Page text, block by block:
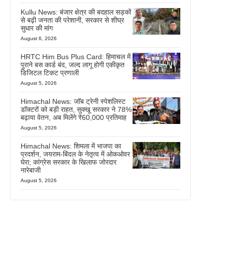
Kullu News: बंजार क्षेत्र की बदहाल सड़कों
से बढ़ी जनता की परेशानी, सरकार से शीघ्र
सुधार की मांग
August 6, 2026
HRTC Him Bus Plus Card: हिमाचल में
पुराने बस कार्ड बंद, जल्द लागू होगी एकीकृत
डिजिटल टिकट प्रणाली
August 5, 2026
Himachal News: जॉब ट्रेनी स्पेशलिस्ट
डॉक्टरों को बड़ी राहत, सुक्खू सरकार ने 78%
बढ़ाया वेतन, अब मिलेंगे ₹60,000 प्रतिमाह
August 5, 2026
Himachal News: शिमला में भाजपा का
प्रदर्शन, जयराम-बिंदल के नेतृत्व में ओकओवर
घेरा; कांग्रेस सरकार के खिलाफ जोरदार
नारेबाजी
August 5, 2026